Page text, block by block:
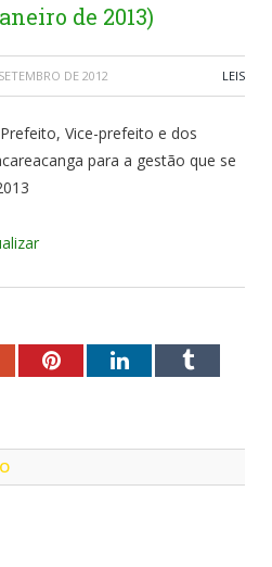
de 2013)
DE 2012 LEIS
Vice-prefeito e dos
para a gestão que se
PinterestLinkedInTumblr